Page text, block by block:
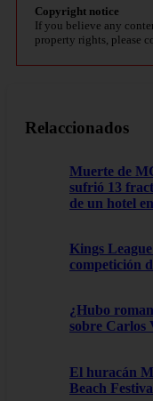
Copyright notice
If you believe any
property rights, please
Relaccionados
Muerte de
sufrió 13
de un hotel
Kings
competición
¿Hubo
sobre Carlos
El huracán
Beach